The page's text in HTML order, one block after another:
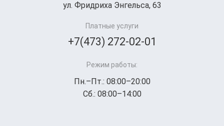
ул. Фридриха Энгельса, 63
Платные услуги
+7(473) 272-02-01
Режим работы:
Пн.–Пт.: 08:00–20:00
Сб.: 08:00–14:00